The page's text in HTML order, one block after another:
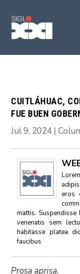
CUITLÁHUAC,
FUE BUEN
Jul 9, 2024 |
eros
mattis.
venenatis sem
habitasse platea
faucibus
Prosa aprisa.